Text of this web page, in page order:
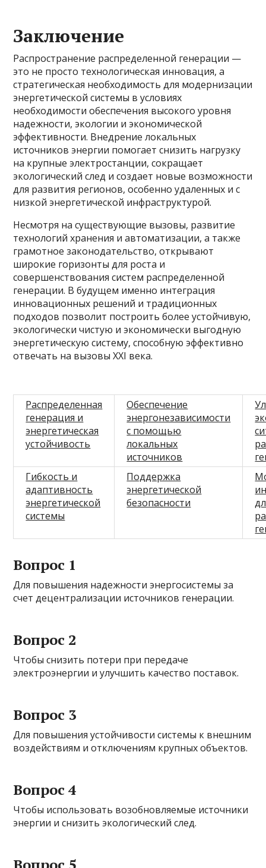
Заключение
Распространение распределенной генерации —
это не просто технологическая инновация, а
стратегическая необходимость для модернизации
энергетической системы в условиях
необходимости обеспечения высокого уровня
надежности, экологии и экономической
эффективности. Внедрение локальных
источников энергии помогает снизить нагрузку
на крупные электростанции, сокращает
экологический след и создает новые возможности
для развития регионов, особенно удаленных и с
низкой энергетической инфраструктурой.
Несмотря на существующие вызовы, развитие
технологий хранения и автоматизации, а также
грамотное законодательство, открывают
широкие горизонты для роста и
совершенствования систем распределенной
генерации. В будущем именно интеграция
инновационных решений и традиционных
подходов позволит построить более устойчивую,
экологически чистую и экономически выгодную
энергетическую систему, способную эффективно
отвечать на вызовы XXI века.
Распределенная
генерация и
энергетическая
устойчивость
Обеспечение
энергонезависимости
с помощью
локальных
источников
Гибкость и
адаптивность
энергетической
системы
Поддержка
энергетической
безопасности
Вопрос 1
Для повышения надежности энергосистемы за
счет децентрализации источников генерации.
Вопрос 2
Чтобы снизить потери при передаче
электроэнергии и улучшить качество поставок.
Вопрос 3
Для повышения устойчивости системы к внешним
воздействиям и отключениям крупных объектов.
Вопрос 4
Чтобы использовать возобновляемые источники
энергии и снизить экологический след.